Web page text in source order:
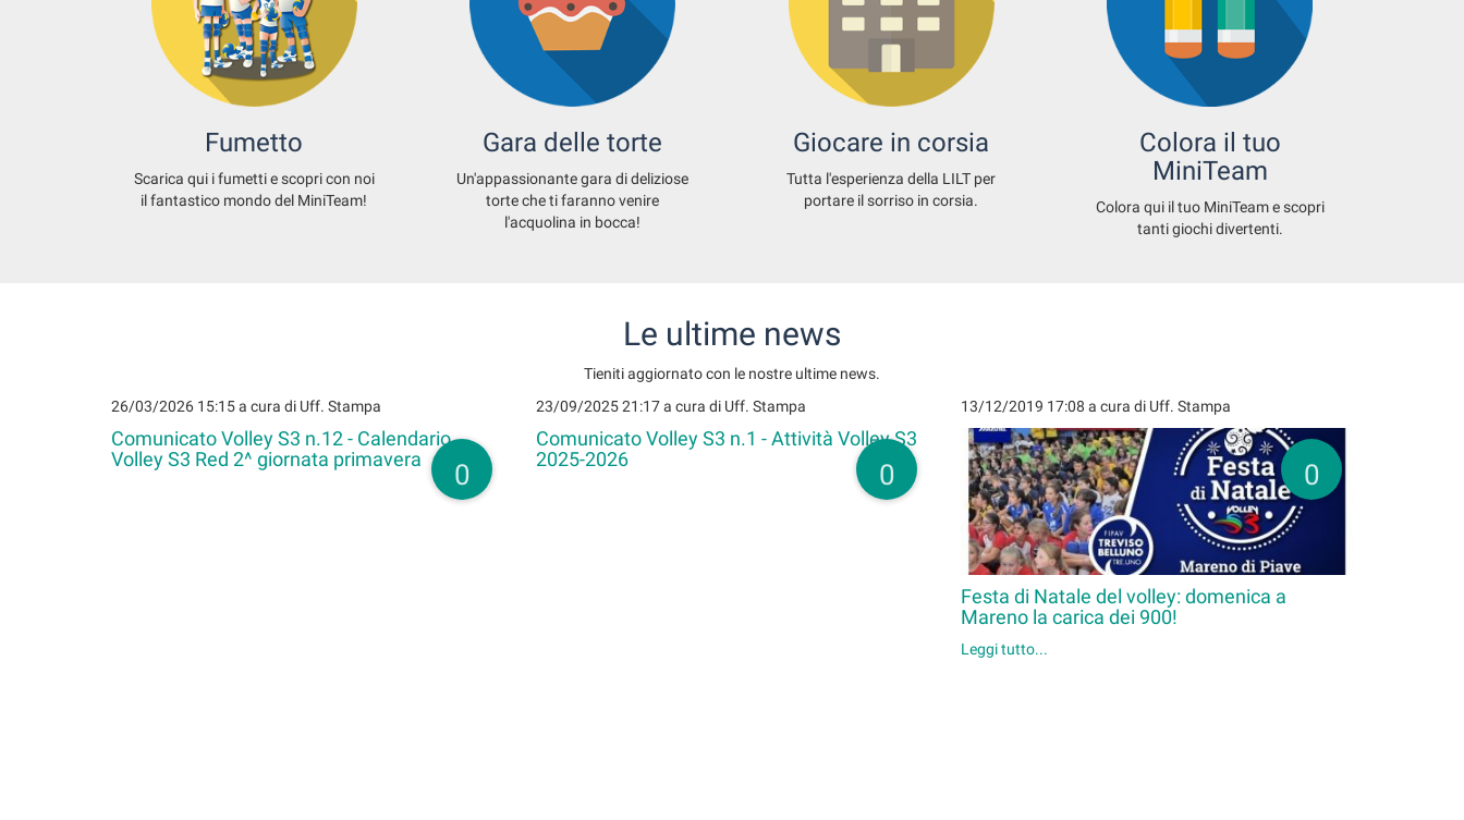
Fumetto
Scarica qui i fumetti e scopri con noi
il fantastico mondo del MiniTeam!
Gara delle torte
Un'appassionante gara di deliziose
torte che ti faranno venire
l'acquolina in bocca!
Giocare in corsia
Tutta l'esperienza della LILT per
portare il sorriso in corsia.
Colora il tuo
MiniTeam
Colora qui il tuo MiniTeam e scopri
tanti giochi divertenti.
Le ultime news
Tieniti aggiornato con le nostre ultime news.
26/03/2026 15:15a cura di Uff. Stampa
0
Comunicato Volley S3 n.12 - Calendario
Volley S3 Red 2^ giornata primavera
23/09/2025 21:17a cura di Uff. Stampa
0
Comunicato Volley S3 n.1 - Attività Volley S3
2025-2026
13/12/2019 17:08 a cura di Uff. Stampa
0
Festa di Natale del volley: domenica a
Mareno la carica dei 900!
Leggi tutto...